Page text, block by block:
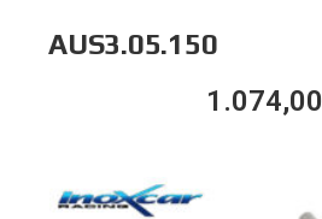
AUS3.05.150
1.074,00